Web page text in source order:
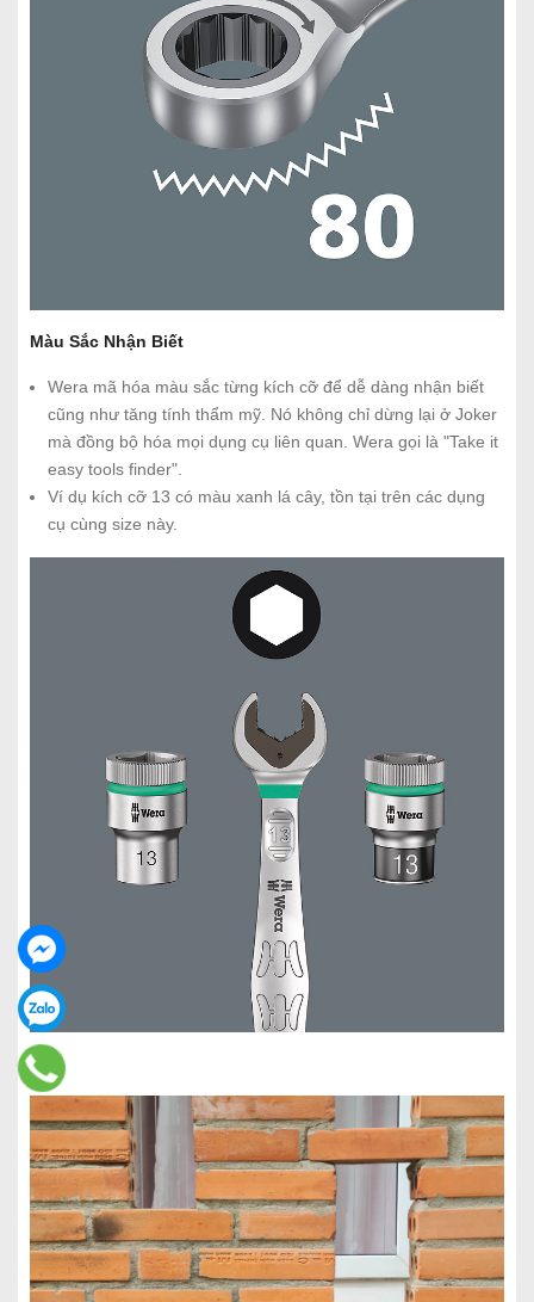
Màu Sắc Nhận Biết
Wera mã hóa màu sắc từng kích cỡ để dễ dàng nhận biết
cũng như tăng tính thẩm mỹ. Nó không chỉ dừng lại ở Joker
mà đồng bộ hóa mọi dụng cụ liên quan. Wera gọi là "Take it
easy tools finder".
Ví dụ kích cỡ 13 có màu xanh lá cây, tồn tại trên các dụng
cụ cùng size này.